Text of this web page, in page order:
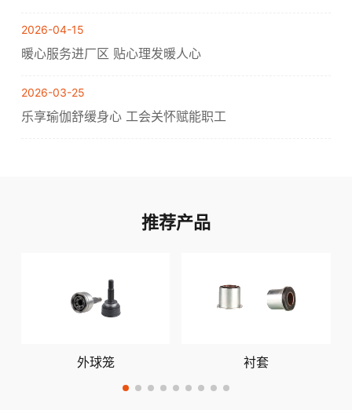
2026-04-15
暖心服务进厂区 贴心理发暖人心
2026-03-25
乐享瑜伽舒缓身心 工会关怀赋能职工
推荐产品
外球笼 衬套